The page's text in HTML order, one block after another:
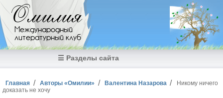
Перейти к основному содержанию
Омилия
Международный
литературный клуб
☰ Разделы сайта
Вы здесь
Главная Авторы «Омилии» Валентина Назарова
Никому ничего
доказать не хочу